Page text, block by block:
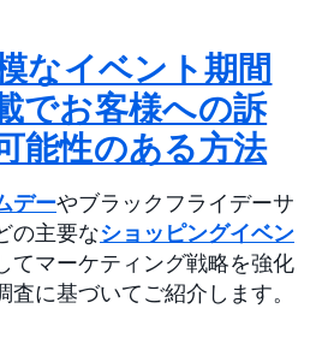
なイベント期間
でお客様への訴
能性のある方法
デーやブラックフライデーサ
の主要なショッピングイベン
てマーケティング戦略を強化
に基づいてご紹介します。